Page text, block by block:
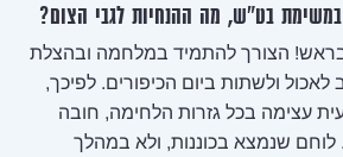
בט"ש, מה ההנחיות לגבי הצום?
הצורך להתמיד במלחמה ובהצלת
לאכול ולשתות ביום הכיפורים. לפיכך,
עצימה בכל גזרות הלחימה, חובה
לוחם שנמצא בכוננות, ולא במהלך